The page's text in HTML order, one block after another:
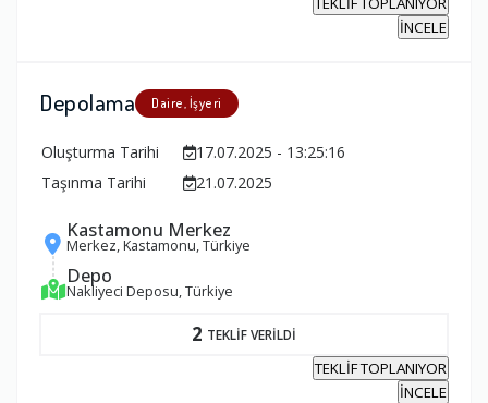
İNCELE
Depolama Daire, İşyeri
Oluşturma Tarihi
17.07.2025 - 13:25:16
Taşınma Tarihi
21.07.2025
Kastamonu Merkez
Merkez, Kastamonu, Türkiye
Depo
Nakliyeci Deposu, Türkiye
2 TEKLİF VERİLDİ
TEKLİF TOPLANIYOR
İNCELE